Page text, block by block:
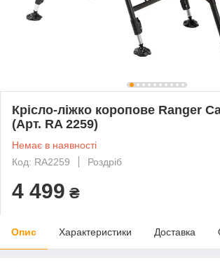
Крісло-ліжко коропове Ranger
(Арт. RA 2259)
Немає в наявності
Код: RA2259
Роздріб
4 499 ₴
Опис Характеристики Доставка